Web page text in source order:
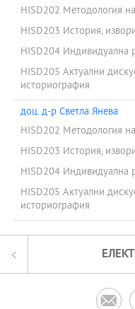
HISD202 Методология
HISD203 История,
HISD204 Индивидуална
HISD205 Актуални
историография
доц. д-р Светла Янева
HISD202 Методология
HISD203 История,
HISD204 Индивидуална
HISD205 Актуални
историография
